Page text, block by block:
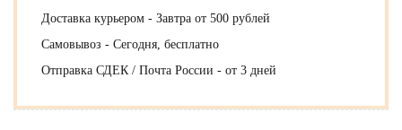
Доставка курьером - Завтра от 500 рублей
Самовывоз - Сегодня, бесплатно
Отправка СДЕК / Почта России - от 3 дней